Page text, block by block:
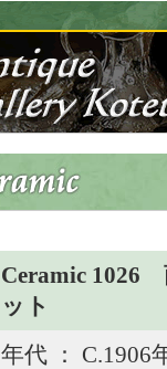
Ceramic 1026
ット
年代 ：